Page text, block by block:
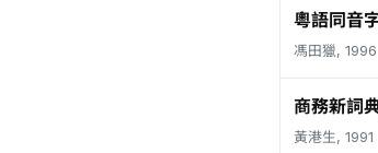
粵語同音
馮田獵, 1996
商務新詞
黃港生, 1991